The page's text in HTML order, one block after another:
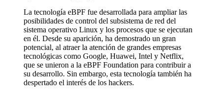
La tecnología eBPF fue desarrollada para ampliar las
posibilidades de control del subsistema de red del
sistema operativo Linux y los procesos que se ejecutan
en él. Desde su aparición, ha demostrado un gran
potencial, al atraer la atención de grandes empresas
tecnológicas como Google, Huawei, Intel y Netflix,
que se unieron a la eBPF Foundation para contribuir a
su desarrollo. Sin embargo, esta tecnología también ha
despertado el interés de los hackers.